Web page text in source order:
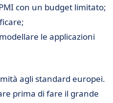
con un budget limitato;
le applicazioni
agli standard europei.
prima di fare il grande